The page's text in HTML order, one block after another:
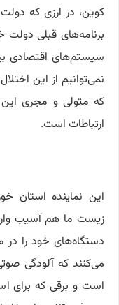
کوین، در ارزی که
برنامه‌های قبلی دولت
سیستم‌های اقتصادی
نمی‌توانیم از این
که متولی و مجری این
ارتباطات است.
این نماینده استان
زیست ما هم آسیب
دستگاه‌های خود را در
می‌کنند که آلودگی
است و برقی که برای